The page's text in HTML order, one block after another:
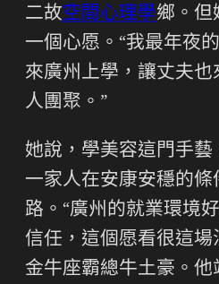
二故空間心理學鄉。但
一個心愿。“我最年夜
來廣州上學，讓丈夫
人團聚。”
她說，學美容這門手藝
一家人在安康安穩的條
路。“廣州的就業環境
信任，這個愿看很這場
金牛座霸總牛土豪。他